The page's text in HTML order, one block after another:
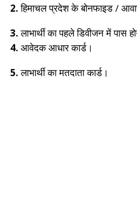
2. हिमाचल प्रदेश के बोनफाइड /
3. लाभार्थी का पहले डिवीजन में पास
4. आवेदक आधार कार्ड।
5. लाभार्थी का मतदाता कार्ड।